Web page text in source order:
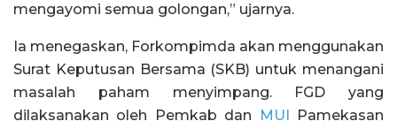
mengayomi semua golongan,” ujarnya.
Ia menegaskan, Forkompimda akan menggunakan
Surat Keputusan Bersama (SKB) untuk menangani
masalah paham menyimpang. FGD yang
dilaksanakan oleh Pemkab dan
MUI
Pamekasan